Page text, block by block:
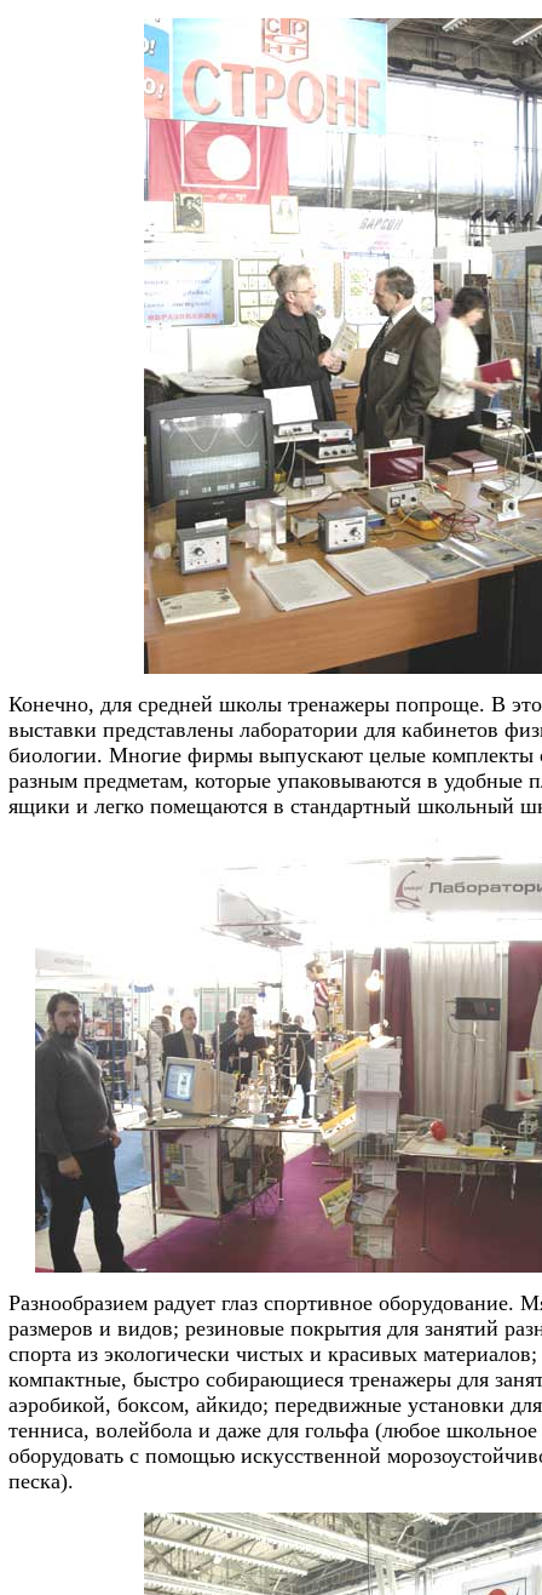
Конечно, для средней школы тренажеры попроще. В
выставки представлены лаборатории для кабинетов
биологии. Многие фирмы выпускают целые комплекты
разным предметам, которые упаковываются в удобные
ящики и легко помещаются в стандартный школьный
Разнообразием радует глаз спортивное оборудование.
размеров и видов; резиновые покрытия для занятий
спорта из экологически чистых и красивых материалов;
компактные, быстро собирающиеся тренажеры для
аэробикой, боксом, айкидо; передвижные установки
тенниса, волейбола и даже для гольфа (любое
оборудовать с помощью искусственной
песка).